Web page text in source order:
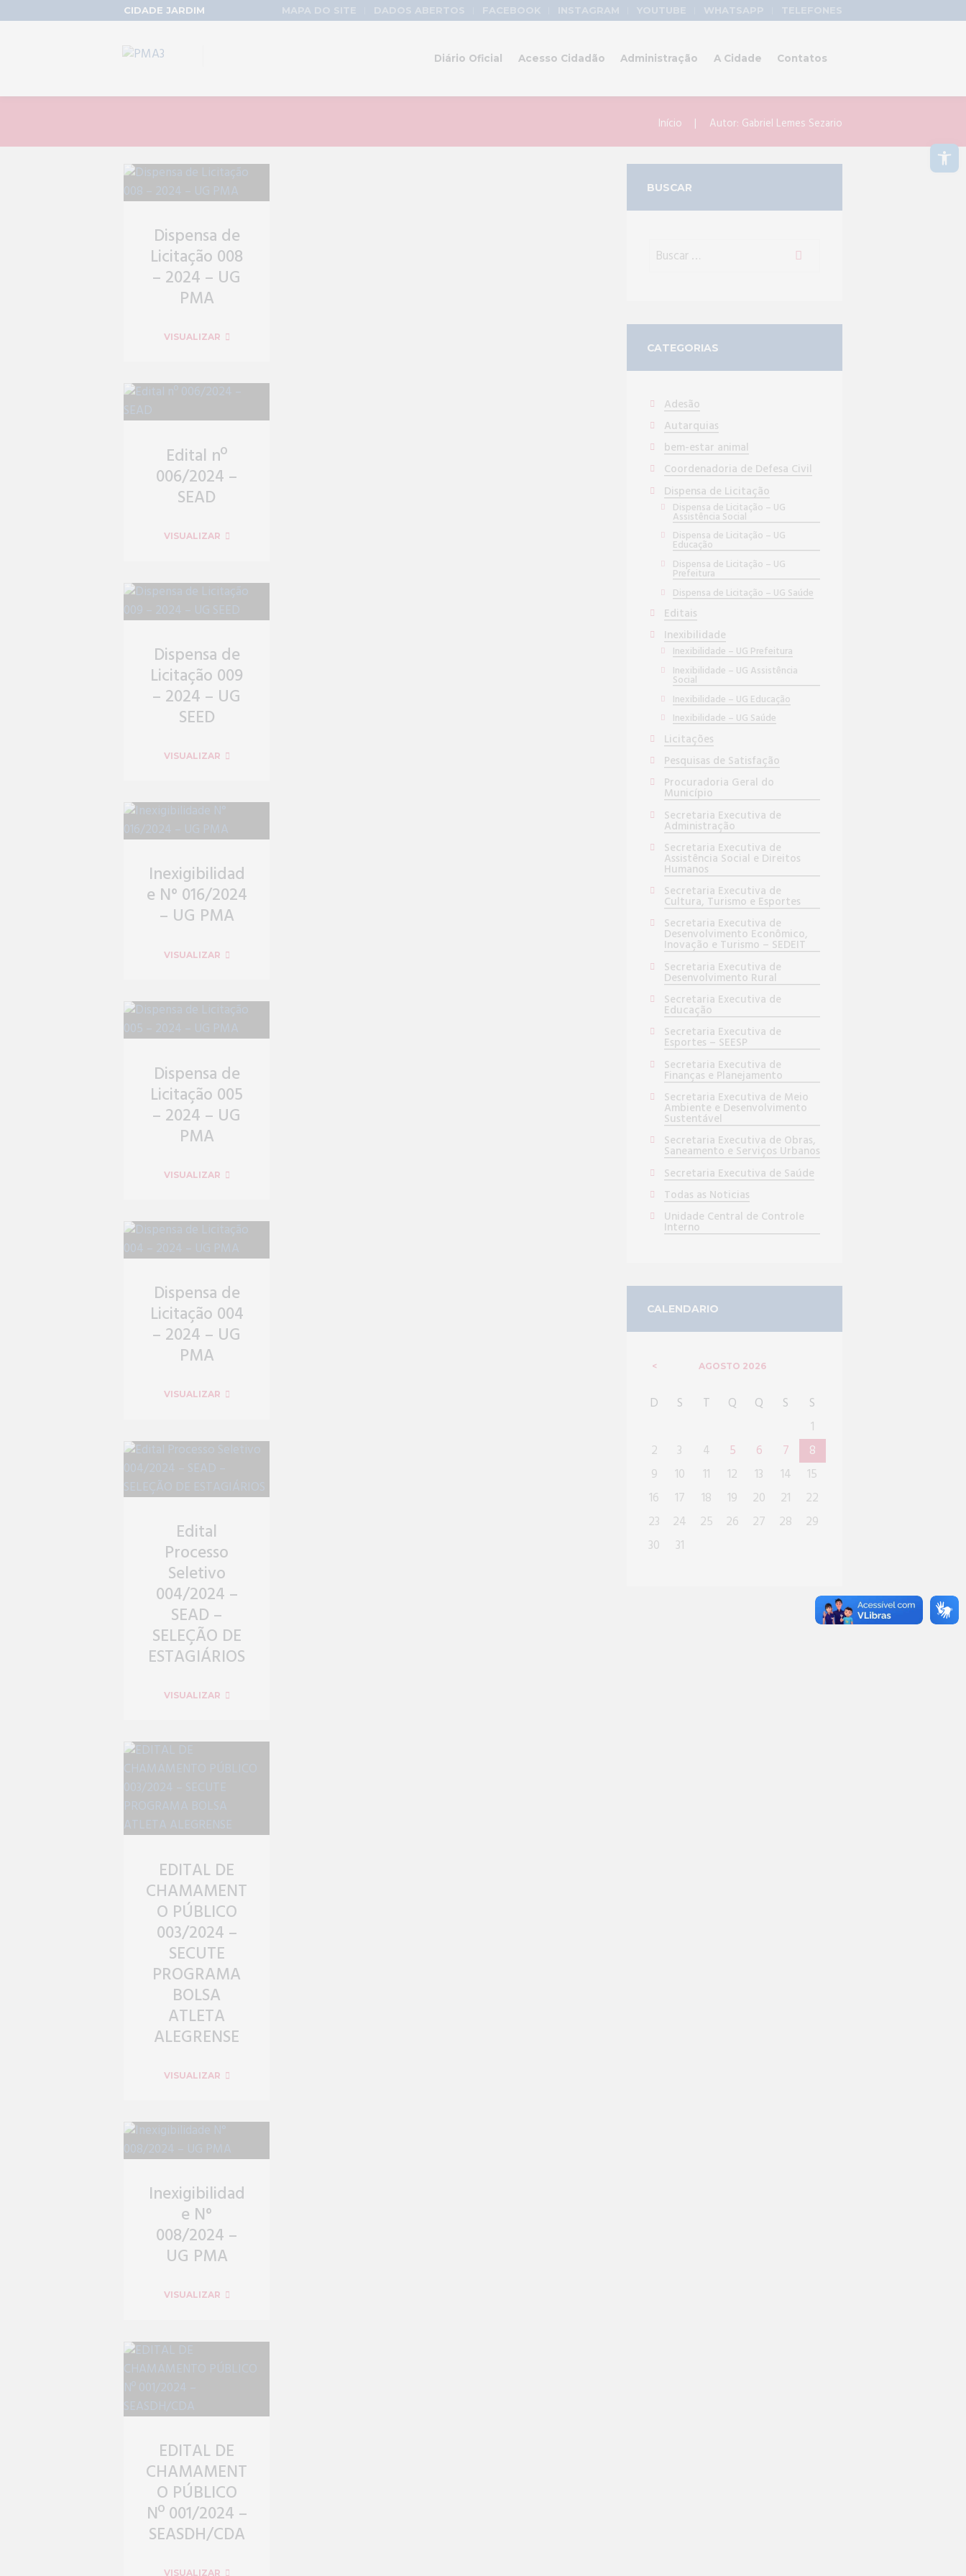
CIDADE JARDIM MAPA DO SITE DADOS ABERTOS FACEBOOK INSTAGRAM YOUTUBE WHATSAPP TELEFONES
Diário Oficial Acesso Cidadão Administração A Cidade Contatos
Início Autor: Gabriel Lemes Sezario
Dispensa de
Licitação 008
– 2024 – UG
PMA
VISUALIZAR
Edital nº
006/2024 –
SEAD
VISUALIZAR
Dispensa de
Licitação 009
– 2024 – UG
SEED
VISUALIZAR
Inexigibilidad
e N° 016/2024
– UG PMA
VISUALIZAR
Dispensa de
Licitação 005
– 2024 – UG
PMA
VISUALIZAR
Dispensa de
Licitação 004
– 2024 – UG
PMA
VISUALIZAR
Edital
Processo
Seletivo
004/2024 –
SEAD –
SELEÇÃO DE
ESTAGIÁRIOS
VISUALIZAR
EDITAL DE
CHAMAMENT
O PÚBLICO
003/2024 –
SECUTE
PROGRAMA
BOLSA
ATLETA
ALEGRENSE
VISUALIZAR
Inexigibilidad
e N°
008/2024 –
UG PMA
VISUALIZAR
EDITAL DE
CHAMAMENT
O PÚBLICO
Nº 001/2024 –
SEASDH/CDA
VISUALIZAR
BUSCAR
CATEGORIAS
Adesão
Autarquias
bem-estar animal
Coordenadoria de Defesa Civil
Dispensa de Licitação
Dispensa de Licitação – UG
Assistência Social
Dispensa de Licitação – UG
Educação
Dispensa de Licitação – UG
Prefeitura
Dispensa de Licitação – UG Saúde
Editais
Inexibilidade
Inexibilidade – UG Prefeitura
Inexibilidade – UG Assistência
Social
Inexibilidade – UG Educação
Inexibilidade – UG Saúde
Licitações
Pesquisas de Satisfação
Procuradoria Geral do
Município
Secretaria Executiva de
Administração
Secretaria Executiva de
Assistência Social e Direitos
Humanos
Secretaria Executiva de
Cultura, Turismo e Esportes
Secretaria Executiva de
Desenvolvimento Econômico,
Inovação e Turismo – SEDEIT
Secretaria Executiva de
Desenvolvimento Rural
Secretaria Executiva de
Educação
Secretaria Executiva de
Esportes – SEESP
Secretaria Executiva de
Finanças e Planejamento
Secretaria Executiva de Meio
Ambiente e Desenvolvimento
Sustentável
Secretaria Executiva de Obras,
Saneamento e Serviços Urbanos
Secretaria Executiva de Saúde
Todas as Noticias
Unidade Central de Controle
Interno
CALENDARIO
AGOSTO 2026
D S T Q Q S
S
1
2
3 4 5 6 7
8
9
10 11 12 13 14
15
16
17 18 19 20 21
22
23
24 25 26 27 28
29
30
31
Abrir a barra de ferramentas